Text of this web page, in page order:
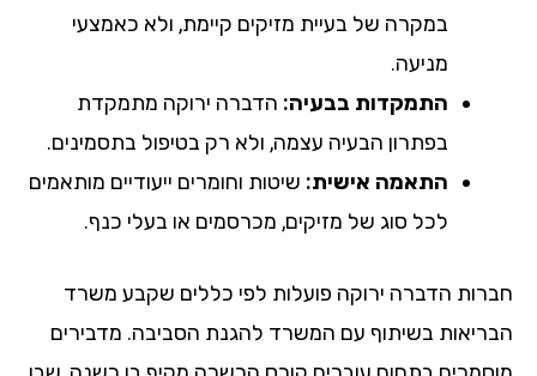
במקרה של בעיית מזיקים קיימת, ולא כאמצעי
מניעה.
התמקדות בבעיה: הדברה ירוקה מתמקדת
בפתרון הבעיה עצמה, ולא רק בטיפול בתסמינים.
התאמה אישית: שיטות וחומרים ייעודיים מותאמים
לכל סוג של מזיקים, מכרסמים או בעלי כנף.
חברות הדברה ירוקה פועלות לפי כללים שקבע משרד
הבריאות בשיתוף עם המשרד להגנת הסביבה. מדבירים